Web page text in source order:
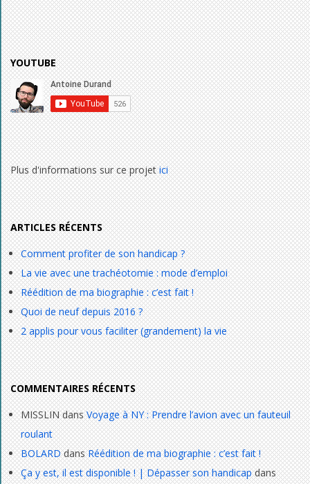
YOUTUBE
Plus d'informations sur ce projetici
ARTICLES RÉCENTS
Comment profiter de son handicap ?
La vie avec une trachéotomie : mode d’emploi
Réédition de ma biographie : c’est fait !
Quoi de neuf depuis 2016 ?
2 applis pour vous faciliter (grandement) la vie
COMMENTAIRES RÉCENTS
MISSLINdansVoyage à NY : Prendre l’avion avec un fauteuil
roulant
BOLARDdansRéédition de ma biographie : c’est fait !
Ça y est, il est disponible ! | Dépasser son handicapdans